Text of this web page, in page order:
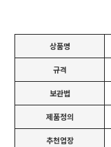
상품명
규격
보관법
제품정의
추천업장